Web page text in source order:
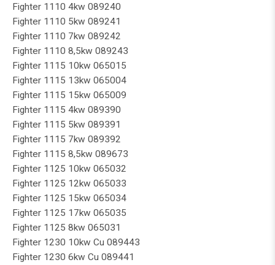
Fighter 1110 4kw 089240
Fighter 1110 5kw 089241
Fighter 1110 7kw 089242
Fighter 1110 8,5kw 089243
Fighter 1115 10kw 065015
Fighter 1115 13kw 065004
Fighter 1115 15kw 065009
Fighter 1115 4kw 089390
Fighter 1115 5kw 089391
Fighter 1115 7kw 089392
Fighter 1115 8,5kw 089673
Fighter 1125 10kw 065032
Fighter 1125 12kw 065033
Fighter 1125 15kw 065034
Fighter 1125 17kw 065035
Fighter 1125 8kw 065031
Fighter 1230 10kw Cu 089443
Fighter 1230 6kw Cu 089441